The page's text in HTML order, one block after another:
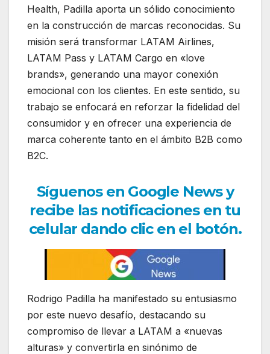
Health, Padilla aporta un sólido conocimiento
en la construcción de marcas reconocidas. Su
misión será transformar LATAM Airlines,
LATAM Pass y LATAM Cargo en «love
brands», generando una mayor conexión
emocional con los clientes. En este sentido, su
trabajo se enfocará en reforzar la fidelidad del
consumidor y en ofrecer una experiencia de
marca coherente tanto en el ámbito B2B como
B2C.
Síguenos en Google News y
recibe las notificaciones en tu
celular dando clic en el botón.
Rodrigo Padilla ha manifestado su entusiasmo
por este nuevo desafío, destacando su
compromiso de llevar a LATAM a «nuevas
alturas» y convertirla en sinónimo de